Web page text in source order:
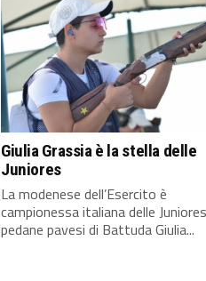
Giulia Grassia è la stella delle
Juniores
La modenese dell’Esercito è
campionessa italiana delle
pedane pavesi di Battuda Giulia...